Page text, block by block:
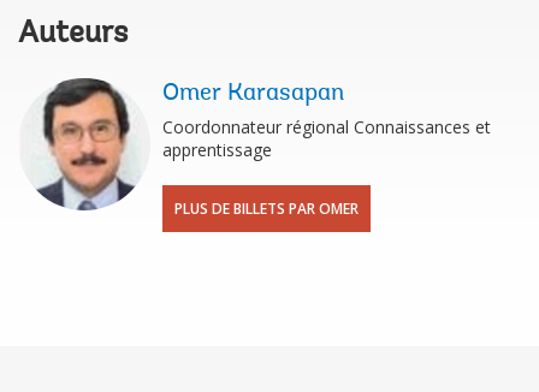
Auteurs
Omer Karasapan
Coordonnateur régional Connaissances et
apprentissage
PLUS DE BILLETS PAR OMER